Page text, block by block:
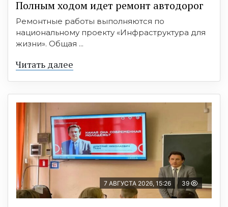
Полным ходом идет ремонт автодорог
Ремонтные работы выполняются по
национальному проекту «Инфраструктура для
жизни». Общая ...
Читать далее
7 АВГУСТА 2026, 15:26 39